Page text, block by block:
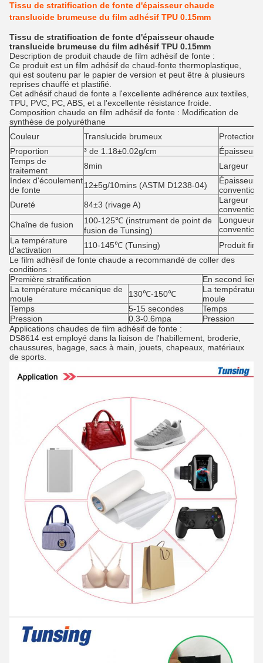
Tissu de stratification de fonte d'épaisseur chaude
translucide brumeuse du film adhésif TPU 0.15mm
Tissu de stratification de fonte d'épaisseur chaude
translucide brumeuse du film adhésif TPU 0.15mm
Description de produit chaude de film adhésif de fonte :
Ce produit est un film adhésif de chaud-fonte thermoplastique,
qui est soutenu par le papier de version et peut être à plusieurs
reprises chauffé et plastifié.
Cet adhésif chaud de fonte a l'excellente adhérence aux textiles,
TPU, PVC, PC, ABS, et a l'excellente résistance froide.
Composition chaude en film adhésif de fonte : Modification de
synthèse de polyuréthane
Couleur
Translucide brumeux
Protection
Proportion
³ de 1.18±0.02g/cm
Épaisseur
Temps de
traitement
8min
Largeur
Index d'écoulement
de fonte
12±5g/10mins (ASTM D1238-04)
Épaisseur
Dureté
84±3 (rivage A)
Largeur
Chaîne de fusion
100-125℃ (instrument de point de
fusion de Tunsing)
Longueur
La température
d'activation
110-145℃ (Tunsing)
Produit fini
Le film adhésif de fonte chaude a recommandé de coller des
conditions :
Première stratification
En second lieu
La température mécanique de
moule
130℃-150℃
La température
moule
Temps
5-15 secondes
Temps
Pression
0.3-0.6mpa
Pression
Applications chaudes de film adhésif de fonte :
DS8614 est employé dans la liaison de l'habillement, broderie,
chaussures, bagage, sacs à main, jouets, chapeaux, matériaux
de sports.